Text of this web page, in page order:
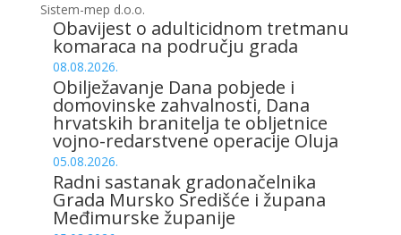
Sistem-mep d.o.o.
Obavijest o adulticidnom tretmanu
komaraca na području grada
08.08.2026.
Obilježavanje Dana pobjede i
domovinske zahvalnosti, Dana
hrvatskih branitelja te obljetnice
vojno-redarstvene operacije Oluja
05.08.2026.
Radni sastanak gradonačelnika
Grada Mursko Središće i župana
Međimurske županije